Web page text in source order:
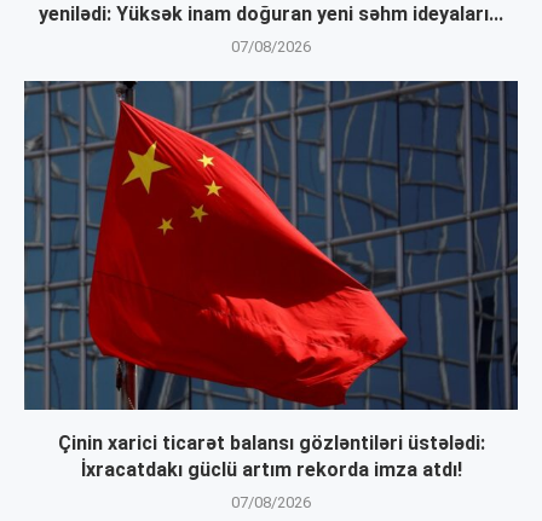
yenilədi: Yüksək inam doğuran yeni səhm ideyaları...
07/08/2026
Çinin xarici ticarət balansı gözləntiləri üstələdi:
İxracatdakı güclü artım rekorda imza atdı!
07/08/2026